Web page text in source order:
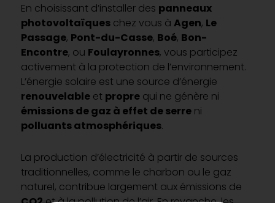
En choisissant d’installer des panneaux
photovoltaïqueschez vous à Agen, Le
Passage, Pont-du-Casse, Boé, Bon-
Encontre, ou Foulayronnes, vous participez
activement à la protection de l’environnement.
L’énergie solaire est une source d’énergie
renouvelableet proprequi ne génère ni
émissions de gaz à effet de serreni
polluants atmosphériques.
La production d’électricité à partir de sources
traditionnelles, comme le charbon ou le gaz
naturel, contribue largement aux émissions de